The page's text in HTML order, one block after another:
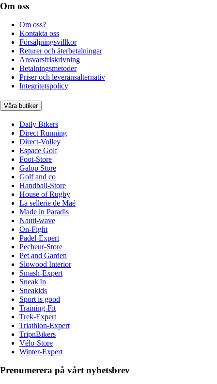
Om oss
Om oss?
Kontakta oss
Försäljningsvillkor
Returer och återbetalningar
Ansvarsfriskrivning
Betalningsmetoder
Priser och leveransalternativ
Integritetspolicy
Våra butiker
Daily Bikers
Direct Running
Direct-Volley
Espace Golf
Foot-Store
Galop Store
Golf and co
Handball-Store
House of Rugby
La sellerie de Maé
Made in Paradis
Nauti-wave
On-Fight
Padel-Expert
Pecheur-Store
Pet and Garden
Slowood Interior
Smash-Expert
Sneak'In
Sneakids
Sport is good
Training-Fit
Trek-Expert
Triathlon-Expert
TripnBikers
Vélo-Store
Winter-Expert
Prenumerera på vårt nyhetsbrev